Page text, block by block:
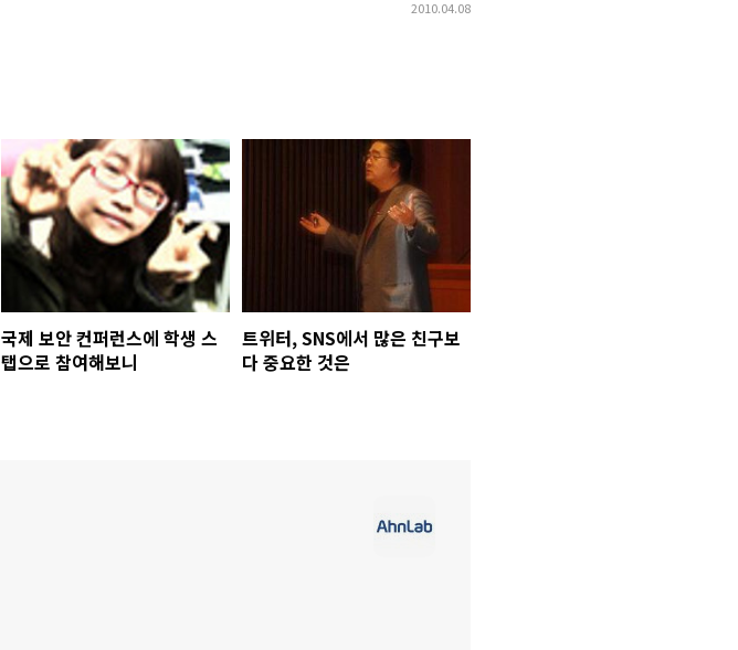
2010.04.08
국제 보안 컨퍼런스에 학생 스
탭으로 참여해보니
트위터, SNS에서 많은 친구보
다 중요한 것은